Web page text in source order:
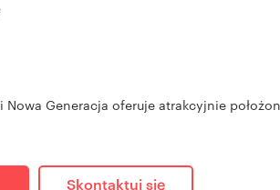
Nowa Generacja oferuje atrakcyjnie
Skontaktuj się